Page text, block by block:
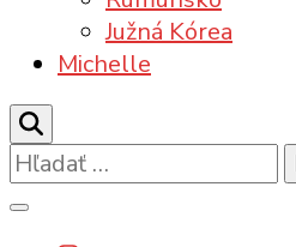
Južná Kórea
Michelle
Hľadať: